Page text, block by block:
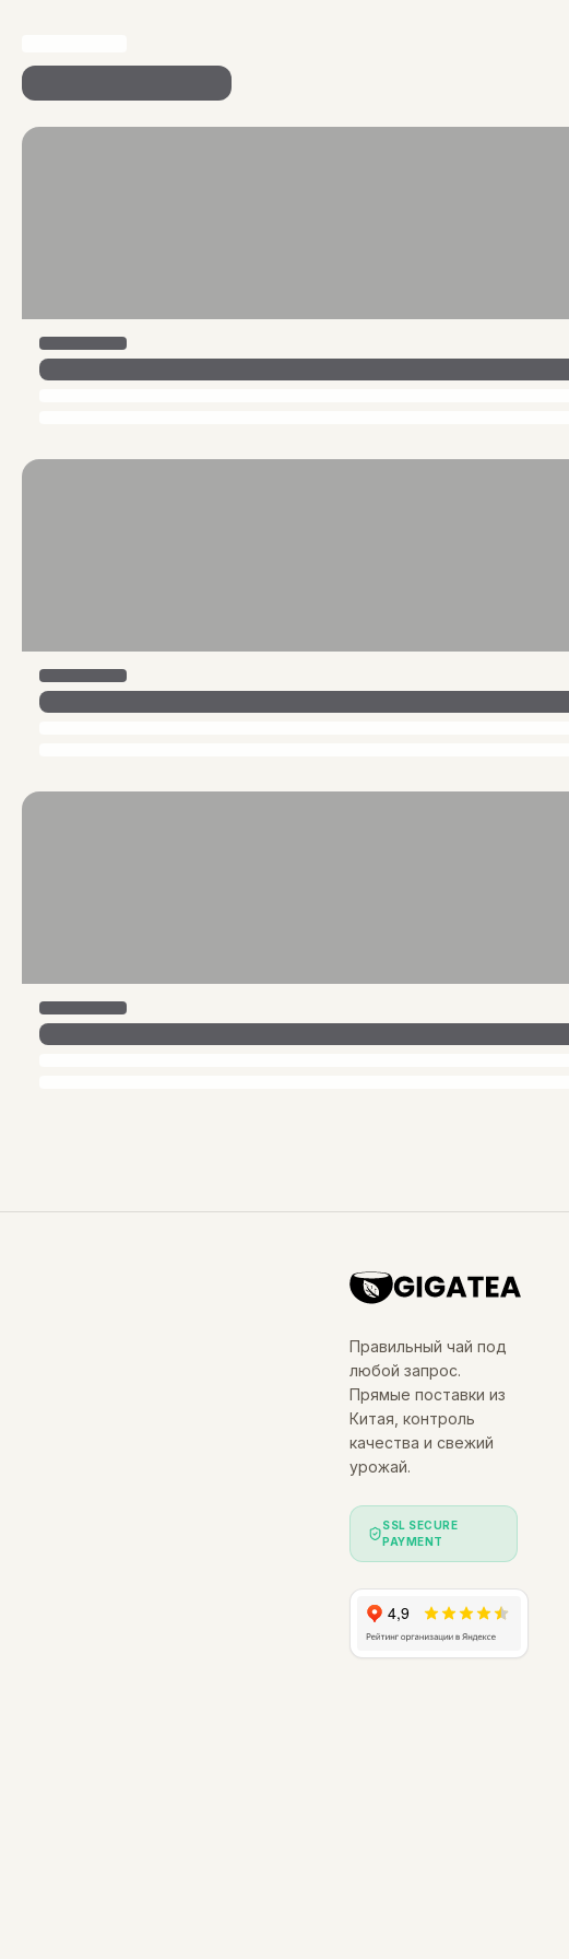
Правильный чай под
любой запрос.
Прямые поставки из
Китая, контроль
качества и свежий
урожай.
SSL SECURE
PAYMENT